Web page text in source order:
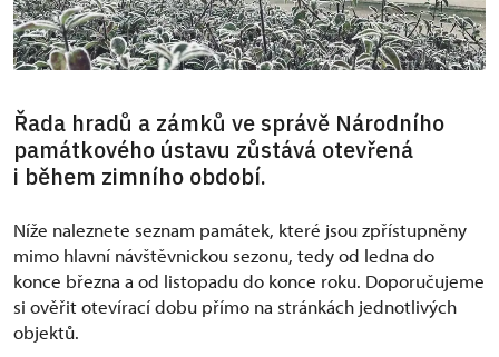
Řada hradů a zámků ve správě Národního
památkového ústavu zůstává otevřená
i během zimního období.
Níže naleznete seznam památek, které jsou zpřístupněny
mimo hlavní návštěvnickou sezonu, tedy od ledna do
konce března a od listopadu do konce roku. Doporučujeme
si ověřit otevírací dobu přímo na stránkách jednotlivých
objektů.